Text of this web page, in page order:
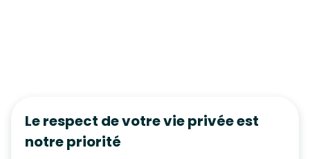
Le respect de votre vie privée est
notre priorité